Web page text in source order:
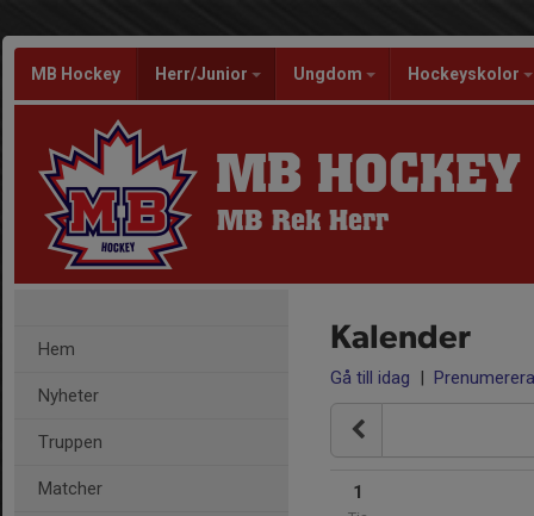
MB Hockey Herr/Junior Ungdom Hockeyskolor
MB HOCKEY
MB Rek Herr
Hem
Nyheter
Truppen
Matcher
Kalender
Gå till idag | Prenumerera
1